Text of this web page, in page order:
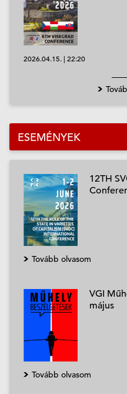
2026.04.15.| 22:20
ESEMÉNYEK
12TH
Tovább olvasom
VGI
május
Tovább olvasom